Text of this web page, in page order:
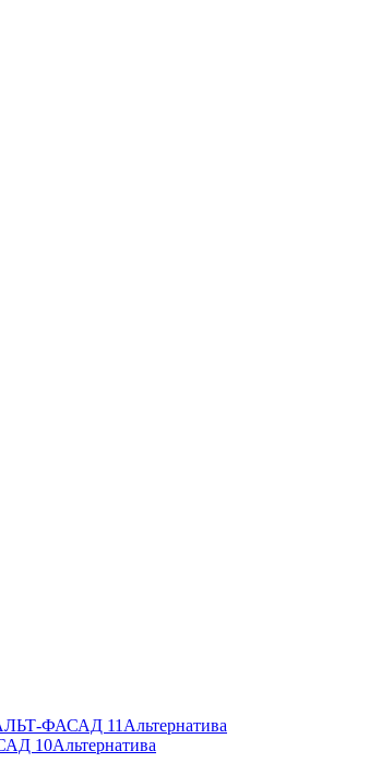
АЛЬТ-ФАСАД 11 Альтернатива
10Альтернатива